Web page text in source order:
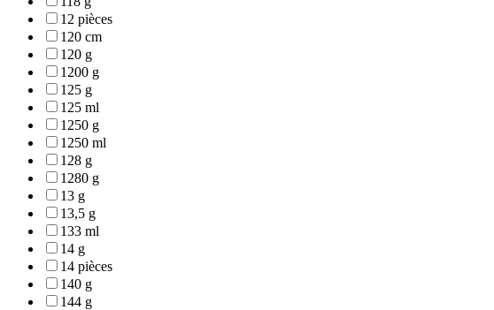
12 pièces
120 cm
120 g
1200 g
125 g
125 ml
1250 g
1250 ml
128 g
1280 g
13 g
13,5 g
133 ml
14 g
14 pièces
140 g
144 g